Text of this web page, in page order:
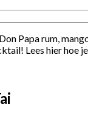
Papa rum,
Lees hier hoe